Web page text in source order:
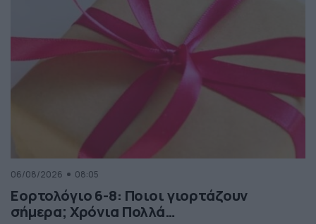
06/08/2026 08:05
Εορτολόγιο 6-8: Ποιοι γιορτάζουν
σήμερα; Χρόνια Πολλά…